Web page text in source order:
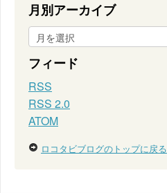
月別アーカイブ
フィード
RSS
RSS 2.0
ATOM
ロコタビブログのトップに戻る